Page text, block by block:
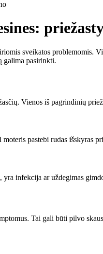
sveikatos problemomis.
galima pasirinkti.
Vienos iš pagrindinių
pastebi rudas išskyras
infekcija ar uždegimas
Tai gali būti pilvo